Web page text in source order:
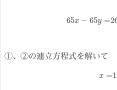
65 −65 =
①、②の連立方程式を解いて
180 y